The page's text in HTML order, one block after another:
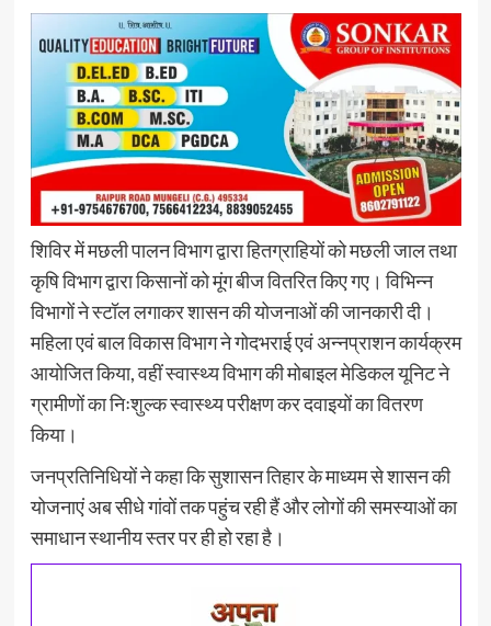
शिविर में मछली पालन विभाग द्वारा हितग्राहियों को मछली जाल तथा
कृषि विभाग द्वारा किसानों को मूंग बीज वितरित किए गए। विभिन्न
विभागों ने स्टॉल लगाकर शासन की योजनाओं की जानकारी दी।
महिला एवं बाल विकास विभाग ने गोदभराई एवं अन्नप्राशन कार्यक्रम
आयोजित किया, वहीं स्वास्थ्य विभाग की मोबाइल मेडिकल यूनिट ने
ग्रामीणों का निःशुल्क स्वास्थ्य परीक्षण कर दवाइयों का वितरण
किया।
जनप्रतिनिधियों ने कहा कि सुशासन तिहार के माध्यम से शासन की
योजनाएं अब सीधे गांवों तक पहुंच रही हैं और लोगों की समस्याओं का
समाधान स्थानीय स्तर पर ही हो रहा है।